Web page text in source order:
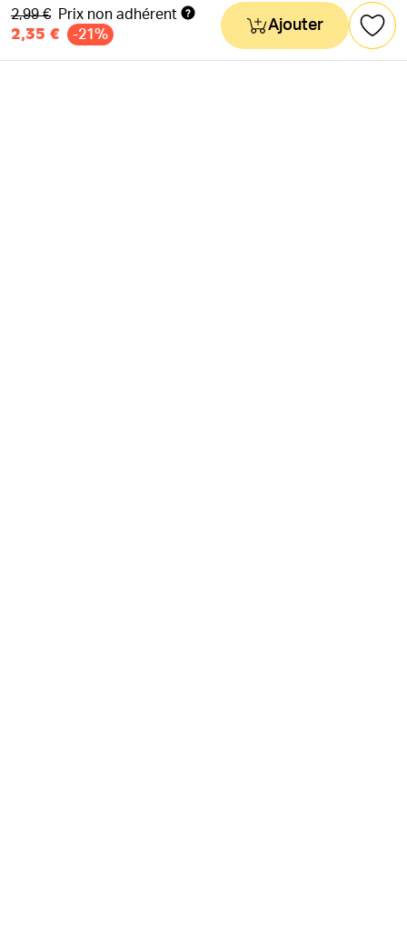
Ancien prix
2,99 € Prix non adhérent
2,35 € -21%
Ajouter